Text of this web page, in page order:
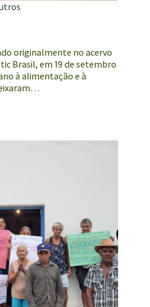
originalmente no acervo
Brasil, em 19 de setembro
à alimentação e à